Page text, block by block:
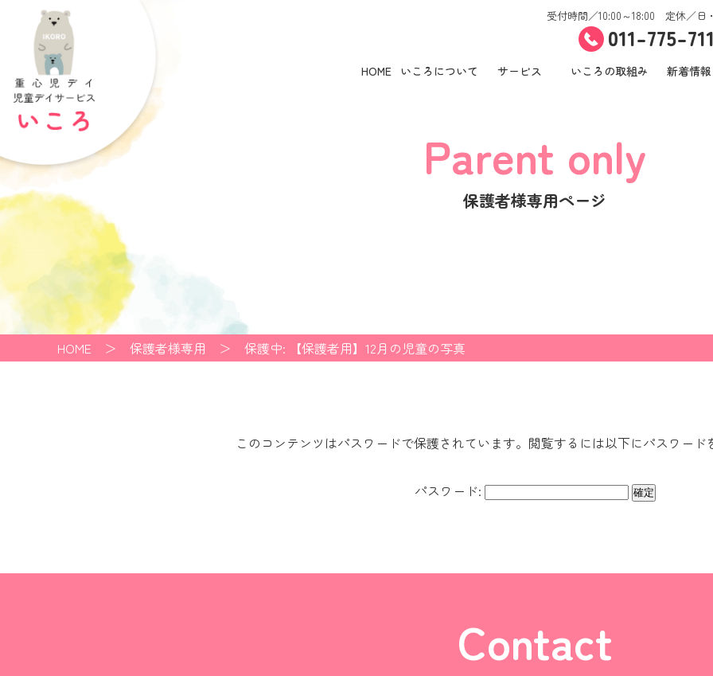
受付時間／10:00～18:00 定休／日
011-775-
HOME いころについて サービス いころの取組み 新着情報
Parent only
保護者様専用ページ
HOME ＞ 保護者様専用 ＞ 保護中: 【保護者用】12月の児童の写真
このコンテンツはパスワードで保護されています。閲覧するには以下にパスワード
パスワード:
Contact